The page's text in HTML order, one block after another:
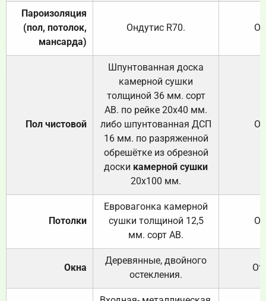
Пароизоляция
(пол, потолок,
мансарда)
Ондутис R70.
Пол чистовой
Шпунтованная доска
камерной сушки
толщиной 36 мм. сорт
АВ. по рейке 20х40 мм.
либо шпунтованная ДСП
16 мм. по разряженной
обрешётке из обрезной
доски камерной сушки
20х100 мм.
Потолки
Евровагонка камерной
сушки толщиной 12,5
мм. сорт АВ.
Окна
Деревянные, двойного
остекления.